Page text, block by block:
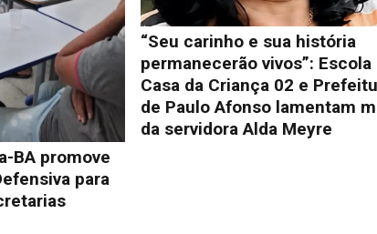
BA promove
para
“Seu carinho e sua história
permanecerão vivos”: Escola
Casa da Criança 02 e
de Paulo Afonso lamentam
da servidora Alda Meyre